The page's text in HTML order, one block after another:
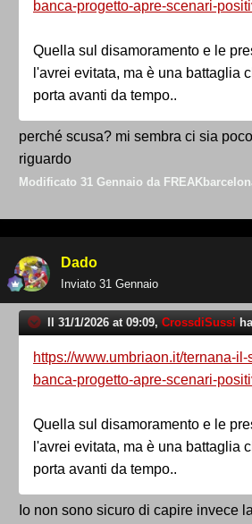
banca-progetto-apre-scenari-
Quella sul disamoramento e le
l'avrei evitata, ma è una battaglia
porta avanti da tempo..
perché scusa? mi sembra ci sia
riguardo
Modificato 31 Gennaio da
Dado
Inviato 31 Gennaio
Il 31/1/2026 at 09:09, CrossdiSussi
https://www.umbriaon.it/ternana-
banca-progetto-apre-scenari-
Quella sul disamoramento e le
l'avrei evitata, ma è una battaglia
porta avanti da tempo..
Io non sono sicuro di capire invece